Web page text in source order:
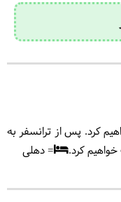
کرد. پس از ترانسفر به
کرد.
= دهلی